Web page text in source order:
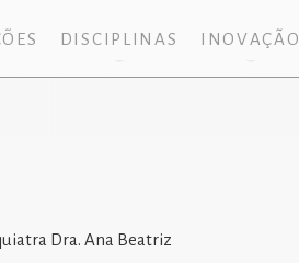
DISCIPLINAS INOVAÇÃO
Dra. Ana Beatriz